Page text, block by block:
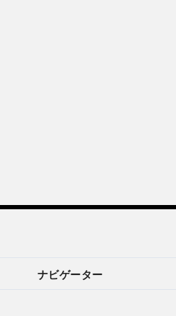
ナビゲーター